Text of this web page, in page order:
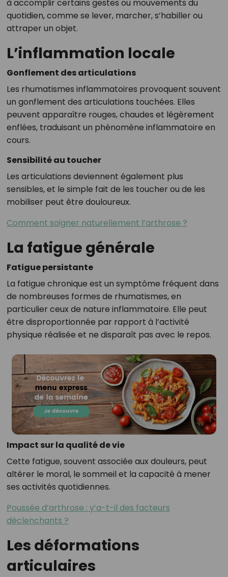
à accomplir certains gestes ou mouvements du
quotidien, comme se lever, marcher, s’habiller ou
attraper un objet.
L’inflammation locale
Gonflement des articulations
Les rhumatismes inflammatoires provoquent souvent
un gonflement des articulations touchées. Elles
peuvent apparaître rouges, chaudes et légèrement
enflées, traduisant un phénomène inflammatoire en
cours.
Sensibilité au toucher
Les articulations deviennent également plus
sensibles, et le simple fait de les toucher ou de les
mobiliser peut être douloureux.
Comment soigner naturellement l’arthrose ?
La fatigue générale
Fatigue persistante
La fatigue chronique est un symptôme fréquent dans
de nombreuses formes de rhumatismes, en
particulier ceux de nature inflammatoire. Elle peut
être disproportionnée par rapport à l’activité
physique réalisée et ne disparaît pas avec le repos.
Impact sur la qualité de vie
Cette fatigue, souvent associée aux douleurs, peut
altérer le moral, le sommeil et la capacité à mener
ses activités quotidiennes.
Poussée d’arthrose : y’a-t-il des facteurs
déclenchants ?
Les déformations
articulaires